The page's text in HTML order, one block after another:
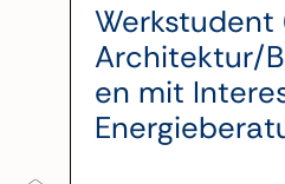
Architektur/
en mit